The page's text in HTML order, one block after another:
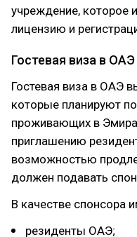
учреждение, которое
лицензию и
Гостевая виза в ОАЭ
Гостевая виза в ОАЭ
которые планируют
проживающих в
приглашению
возможностью
должен подавать
В качестве спонсора
резиденты ОАЭ;